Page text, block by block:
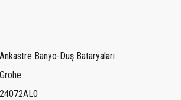
Ankastre Banyo-Duş Bataryaları
Grohe
24072AL0